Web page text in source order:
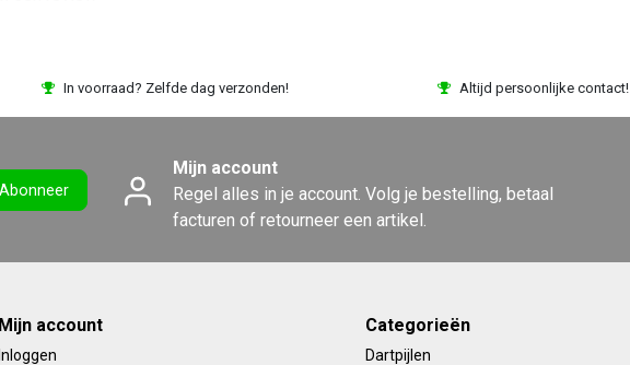
In voorraad? Zelfde dag verzonden! Altijd persoonlijke contact!
Abonneer
Mijn account
Regel alles in je account. Volg je bestelling, betaal
facturen of retourneer een artikel.
Mijn account
Inloggen
Categorieën
Dartpijlen